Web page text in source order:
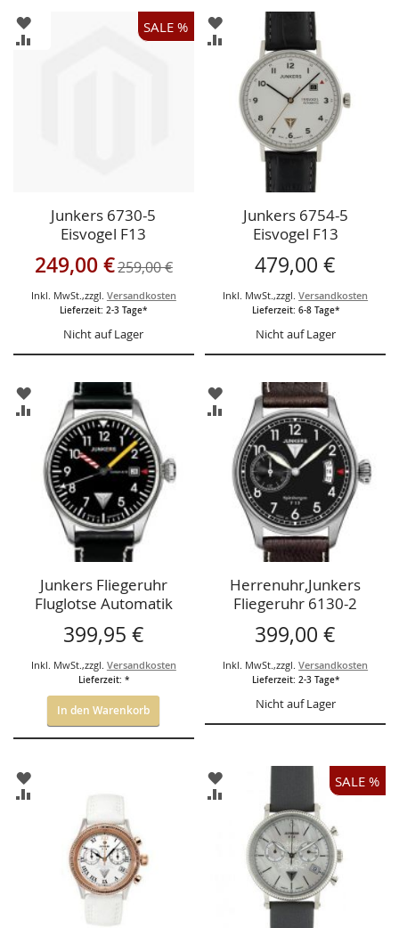
ZUR
WUNSCHLISTE
ZUR
SALE %
Junkers 6730-5
Eisvogel F13
Herrenuhr
Sonderangebot
249,00 €259,00 €
Inkl. MwSt. ,zzgl. Versandkosten
Lieferzeit: 2-3 Tage*
Nicht auf Lager
ZUR
WUNSCHLISTE
HINZUFÜGEN
ZUR
VERGLEICHSLISTE
HINZUFÜGEN
Junkers 6754-5
Eisvogel F13
Herrenuhr Automatic
479,00 €
Inkl. MwSt.,zzgl.Versandkosten
Lieferzeit: 6-8 Tage*
Nicht auf Lager
ZUR
WUNSCHLISTE
HINZUFÜGEN
ZUR
VERGLEICHSLISTE
HINZUFÜGEN
Junkers Fliegeruhr
Fluglotse Automatik
2824 Cockpit Ju 52,
399,95 €
Inkl. MwSt.,zzgl. Versandkosten
Lieferzeit: *
In den Warenkorb
ZUR
WUNSCHLISTE
HINZUFÜGEN
ZUR
VERGLEICHSLISTE
HINZUFÜGEN
Herrenuhr,Junkers
Fliegeruhr 6130-2
Spitzbergen F13
399,00 €
Inkl. MwSt.,zzgl.Versandkosten
Lieferzeit: 2-3 Tage*
Nicht auf Lager
ZUR
WUNSCHLISTE
ZUR
HINZUFÜGEN
ZUR
WUNSCHLISTE
HINZUFÜGEN
ZUR
VERGLEICHSLISTE
HINZUFÜGEN
SALE %